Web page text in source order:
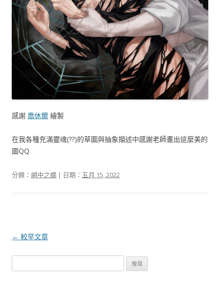
感謝 喬休爾 繪製
在我各種充滿靈魂(??)的草圖與抽象描述中感謝老師畫出這麼美的
圖QQ
分類： 網中之蝶 | 日期： 五月 15, 2022
文章導航列
← 較早文章